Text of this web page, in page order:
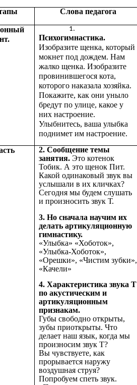
Слова педагога
Психогимнастика.
Изобразите щенка, который
мокнет под дождем. Нам
жалко щенка. Изобразите
провинившегося кота,
которого наказала хозяйка.
Покажите, как они уныло
бредут по улице, какое у
них настроение.
Улыбнитесь, ваша улыбка
поднимет им настроение.
2. Сообщение темы
занятия.Это котенок
Тобик. А это щенок Пит.
Какой одинаковый звук вы
услышали в их кличках?
Сегодня мы будем слушать
и произносить звук Т.
3. Но сначала научим их
делать артикуляционную
гимнастику.
«Улыбка» «Хоботок»,
«Улыбка-Хоботок»,
«Орешки», «Чистим зубки»,
«Качели»
4. Характеристика звука Т
по акустическим и
артикуляционным
признакам.
Губы свободно открыты,
зубы приоткрыты. Что
делает наш язык, когда мы
произносим звук Т?
Вы чувствуете, как
прорывается наружу
воздушная струя?
Попробуем спеть звук.